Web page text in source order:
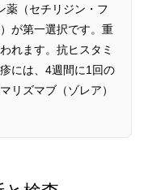
薬（セチリジン・フ
が第一選択です。重
れます。抗ヒスタミ
には、4週間に1回の
リズマブ（ゾレア）